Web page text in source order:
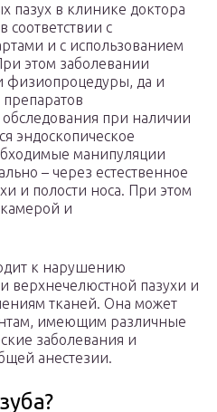
пазух в клинике доктора
соответствии с
и с использованием
этом заболевании
физиопроцедуры, да и
при наличии
эндоскопическое
манипуляции
– через естественное
и полости носа. При этом
камерой и
к нарушению
верхнечелюстной пазухи и
тканей. Она может
имеющим различные
заболевания и
анестезии.